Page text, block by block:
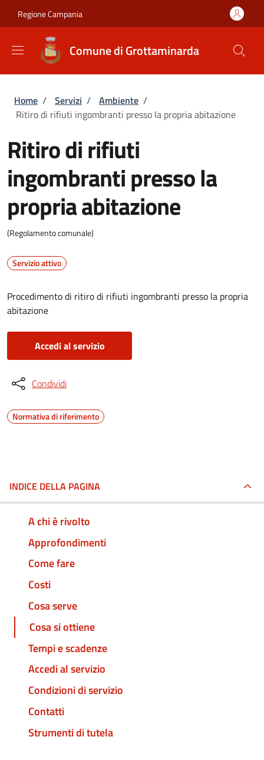
Regione Campania
Comune di Grottaminarda
Briciole di pane
Home / Servizi / Ambiente /
Ritiro di rifiuti ingombranti presso la propria abitazione
Ritiro di rifiuti
ingombranti presso la
propria abitazione
(Regolamento comunale)
Servizio attivo
Procedimento di ritiro di rifiuti ingombranti presso la propria
abitazione
Accedi al servizio
Condividi
Normativa di riferimento
INDICE DELLA PAGINA
A chi è rivolto
Approfondimenti
Come fare
Costi
Cosa serve
Cosa si ottiene
Tempi e scadenze
Accedi al servizio
Condizioni di servizio
Contatti
Strumenti di tutela